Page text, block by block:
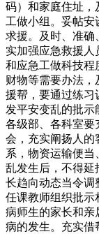
码）和家庭住址，
工做小组。妥帖安
求援。及时、准确
实加强应急救援人
和应急工做科技程
财物等需要办法，
援帮，要通过练习
发平安变乱的批示
各级部、各科室要
会，充实阐扬人的
系，物资运输便当
乱发生后，不得延
长趋向动态当令调
任课教师组织批示
病师生的家长和亲
病的发生。充实借